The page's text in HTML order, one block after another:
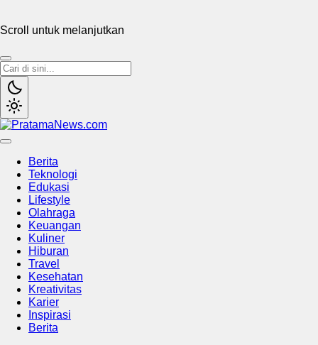
Scroll untuk melanjutkan
Berita
Teknologi
Edukasi
Lifestyle
Olahraga
Keuangan
Kuliner
Hiburan
Travel
Kesehatan
Kreativitas
Karier
Inspirasi
Berita